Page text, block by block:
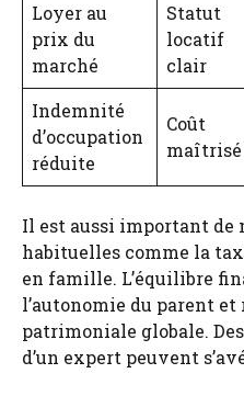
Loyer au
prix du
marché
Statut
locatif
clair
Indemnité
d’occupation
réduite
Coût
maîtrisé
Il est aussi important de
habituelles comme la
en famille. L’équilibre
l’autonomie du parent
patrimoniale globale.
d’un expert peuvent